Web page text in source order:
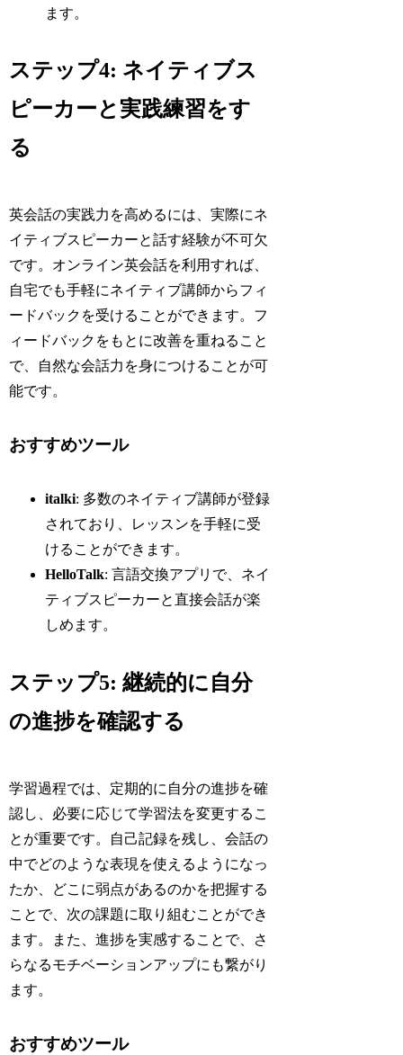
ます。
ステップ4: ネイティブス
ピーカーと実践練習をす
る
英会話の実践力を高めるには、実際にネ
イティブスピーカーと話す経験が不可欠
です。オンライン英会話を利用すれば、
自宅でも手軽にネイティブ講師からフィ
ードバックを受けることができます。フ
ィードバックをもとに改善を重ねること
で、自然な会話力を身につけることが可
能です。
おすすめツール
italki: 多数のネイティブ講師が登録
されており、レッスンを手軽に受
けることができます。
HelloTalk: 言語交換アプリで、ネイ
ティブスピーカーと直接会話が楽
しめます。
ステップ5: 継続的に自分
の進捗を確認する
学習過程では、定期的に自分の進捗を確
認し、必要に応じて学習法を変更するこ
とが重要です。自己記録を残し、会話の
中でどのような表現を使えるようになっ
たか、どこに弱点があるのかを把握する
ことで、次の課題に取り組むことができ
ます。また、進捗を実感することで、さ
らなるモチベーションアップにも繋がり
ます。
おすすめツール